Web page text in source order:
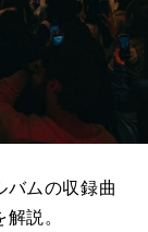
バムの収録曲
説。